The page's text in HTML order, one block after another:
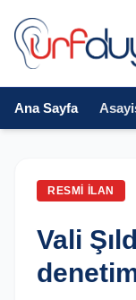
Ana Sayfa
RESMI İLAN
Vali